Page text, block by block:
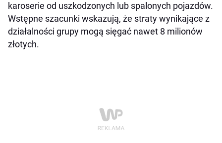
karoserie od uszkodzonych lub spalonych pojazdów.
Wstępne szacunki wskazują, że straty wynikające z
działalności grupy mogą sięgać nawet 8 milionów
złotych.